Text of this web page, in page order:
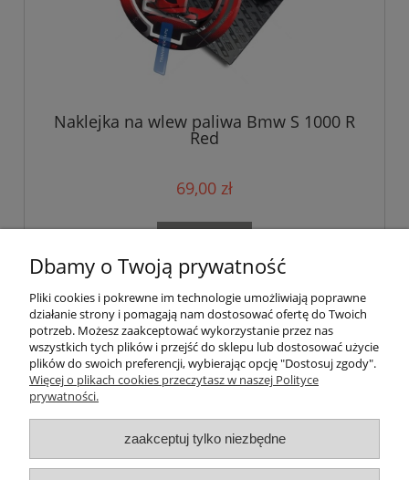
Naklejka na wlew paliwa Bmw S 1000 R
Red
69,00 zł
« 1 2 3 4 5 ... 18 »
Pomoc
Płatności i dostawa
Dbamy o Twoją prywatność
Pliki cookies i pokrewne im technologie umożliwiają poprawne
działanie strony i pomagają nam dostosować ofertę do Twoich
potrzeb. Możesz zaakceptować wykorzystanie przez nas
wszystkich tych plików i przejść do sklepu lub dostosować użycie
plików do swoich preferencji, wybierając opcję "Dostosuj zgody".
Więcej o plikach cookies przeczytasz w naszej Polityce
prywatności.
zaakceptuj tylko niezbędne